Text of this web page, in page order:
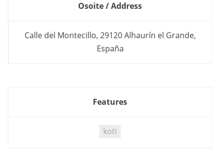
Osoite / Address
Calle del Montecillo, 29120 Alhaurín el Grande,
España
Features
koti